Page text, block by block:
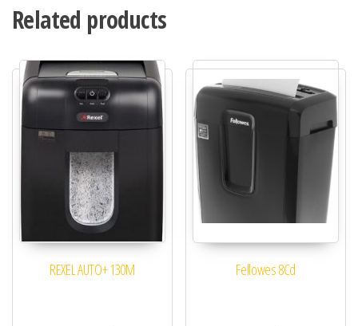
Related products
REXEL AUTO+ 130M Fellowes 8Cd